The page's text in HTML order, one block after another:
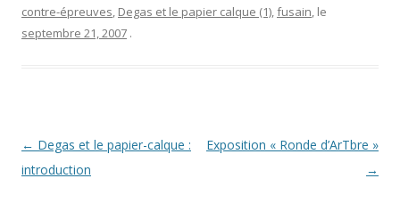
contre-épreuves, Degas et le papier calque (1),fusain, le
septembre 21, 2007 .
Navigation des articles
← Degas et le papier-calque :
introduction
Exposition « Ronde d’ArTbre »
→